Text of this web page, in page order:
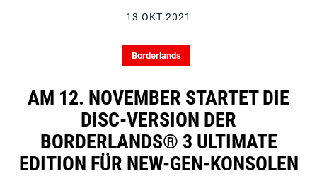
13 OKT 2021
Borderlands
AM 12. NOVEMBER STARTET DIE
DISC-VERSION DER
BORDERLANDS® 3 ULTIMATE
EDITION FÜR NEW-GEN-KONSOLEN